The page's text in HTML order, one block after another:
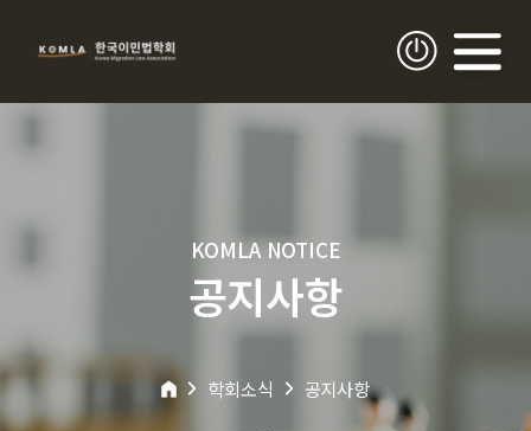
KOMLA NOTICE
공지사항
학회소식 공지사항